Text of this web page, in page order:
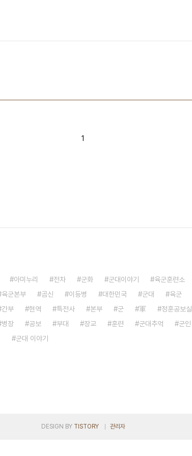
1
아미누리 전차 군화 군대이야기 육군훈련소
육군본부 곰신 이등병 대한민국 군대 육군
간부 현역 특전사 본부 군 軍 정훈공보실
병장 공보 부대 장교 훈련 군대추억 군인
군대 이야기
DESIGN BY TISTORY 관리자